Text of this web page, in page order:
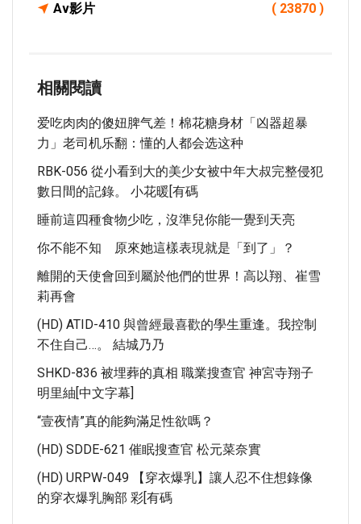
Av影片 ( 23870 )
相關閱讀
爱吃肉肉的傻妞脾气差！棉花糖身材「凶器超暴
力」老司机乐翻：懂的人都会选这种
RBK-056 從小看到大的美少女被中年大叔完整侵犯
數日間的記錄。 小花暖[有碼
睡前這四種食物少吃，沒準兒你能一覺到天亮
你不能不知 原來她這樣表現就是「到了」？
離開的天使會回到屬於他們的世界！高以翔、崔雪
莉再會
(HD) ATID-410 與曾經最喜歡的學生重逢。我控制
不住自己…。 結城乃乃
SHKD-836 被埋葬的真相 職業搜查官 神宮寺翔子
明里紬[中文字幕]
“壹夜情”真的能夠滿足性欲嗎？
(HD) SDDE-621 催眠搜查官 松元菜奈實
(HD) URPW-049 【穿衣爆乳】讓人忍不住想錄像
的穿衣爆乳胸部 彩[有碼